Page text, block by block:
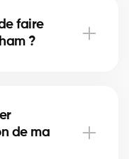
faire
?
la vente et à
d’un
de ma